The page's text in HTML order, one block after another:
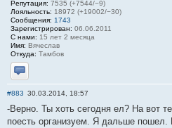
Репутация: 7535 (+7544/−9)
Лояльность: 18972 (+19002/−30)
Сообщения: 1743
Зарегистрирован: 06.06.2011
С нами: 15 лет 2 месяца
Имя: Вячеслав
Откуда: Тамбов
Отправить личное сообщение
#883 30.03.2014, 18:57
-Верно. Ты хоть сегодня ел? На вот
поесть организуем. Я дальше пошел.